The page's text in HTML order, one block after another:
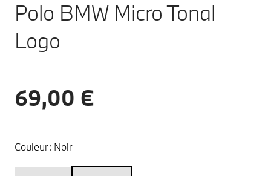
Polo BMW Micro Tonal
Logo
69,00 €
Couleur: Noir